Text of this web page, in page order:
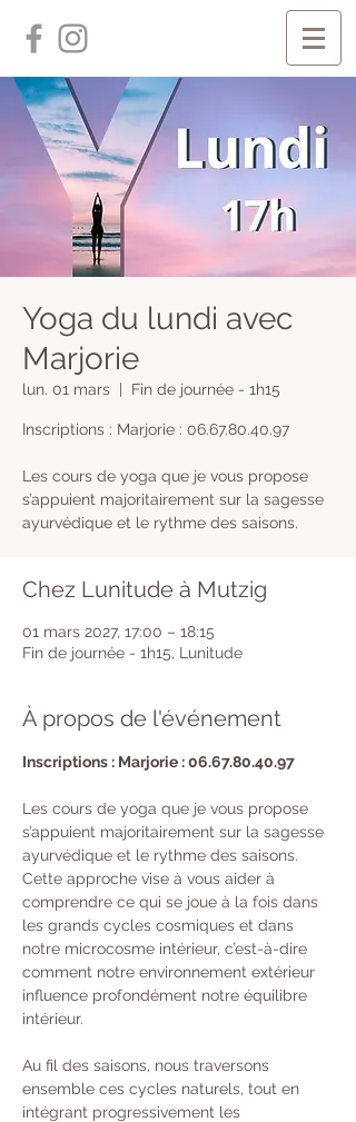
Yoga du lundi avec
Marjorie
lun. 01 mars Fin de journée - 1h15
Inscriptions : Marjorie : 06.67.80.40.97
Les cours de yoga que je vous propose
s’appuient majoritairement sur la sagesse
ayurvédique et le rythme des saisons.
Chez Lunitude à Mutzig
01 mars 2027, 17:00 – 18:15
Fin de journée - 1h15, Lunitude
À propos de l'événement
Inscriptions : Marjorie : 06.67.80.40.97
Les cours de yoga que je vous propose
s’appuient majoritairement sur la sagesse
ayurvédique et le rythme des saisons.
Cette approche vise à vous aider à
comprendre ce qui se joue à la fois dans
les grands cycles cosmiques et dans
notre microcosme intérieur, c’est-à-dire
comment notre environnement extérieur
influence profondément notre équilibre
intérieur.
Au fil des saisons, nous traversons
ensemble ces cycles naturels, tout en
intégrant progressivement les